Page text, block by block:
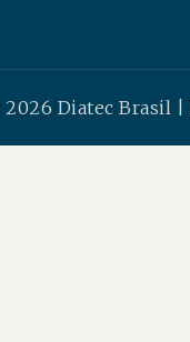
Diatec Brasil |